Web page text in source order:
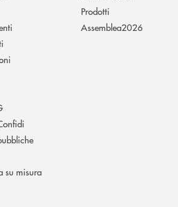
su misura
Prodotti
Assemblea2026